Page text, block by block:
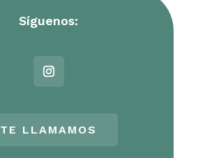
Síguenos:
TE LLAMAMOS